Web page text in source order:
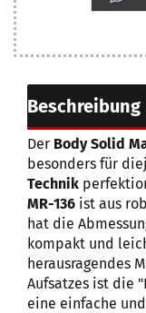
Beschreibung
Der Body Solid
besonders für
Technik
MR-136 ist aus
hat die
kompakt und
herausragendes
Aufsatzes ist die
eine einfache